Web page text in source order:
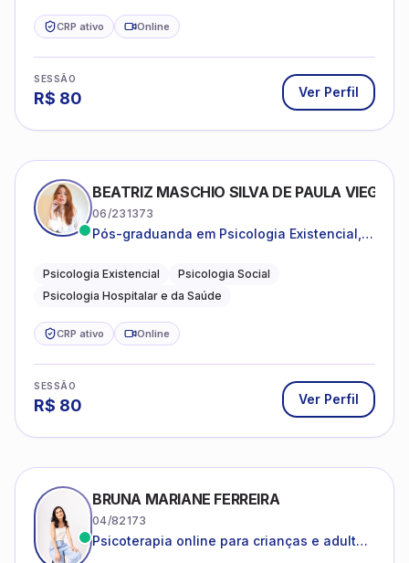
CRP ativo Online
SESSÃO
R$ 80 Ver Perfil
BEATRIZ MASCHIO SILVA DE PAULA VIEGAS
06/231373
Pós-graduanda em Psicologia Existencial,
da Saúde.
Psicologia Existencial
Psicologia Social
Psicologia Hospitalar e da Saúde
CRP ativo Online
SESSÃO
R$ 80 Ver Perfil
BRUNA MARIANE FERREIRA
04/82173
Psicoterapia online para crianças e adultos